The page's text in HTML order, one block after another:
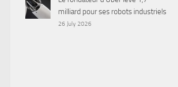
milliard pour ses robots industriels
26 July 2026